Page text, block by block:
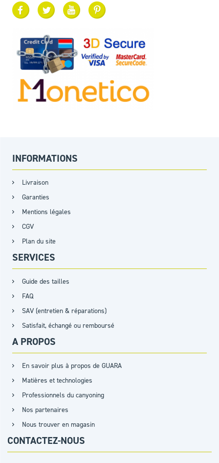
INFORMATIONS
Livraison
Garanties
Mentions légales
CGV
Plan du site
SERVICES
Guide des tailles
FAQ
SAV (entretien & réparations)
Satisfait, échangé ou remboursé
A PROPOS
En savoir plus à propos de GUARA
Matières et technologies
Professionnels du canyoning
Nos partenaires
Nous trouver en magasin
CONTACTEZ-NOUS